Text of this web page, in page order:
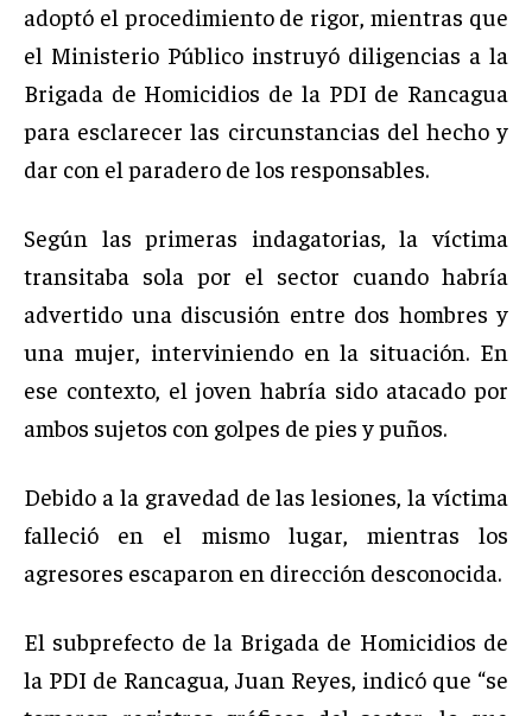
adoptó el procedimiento de rigor, mientras que
el Ministerio Público instruyó diligencias a la
Brigada de Homicidios de la PDI de Rancagua
para esclarecer las circunstancias del hecho y
dar con el paradero de los responsables.
Según las primeras indagatorias, la víctima
transitaba sola por el sector cuando habría
advertido una discusión entre dos hombres y
una mujer, interviniendo en la situación. En
ese contexto, el joven habría sido atacado por
ambos sujetos con golpes de pies y puños.
Debido a la gravedad de las lesiones, la víctima
falleció en el mismo lugar, mientras los
agresores escaparon en dirección desconocida.
El subprefecto de la Brigada de Homicidios de
la PDI de Rancagua, Juan Reyes, indicó que “se